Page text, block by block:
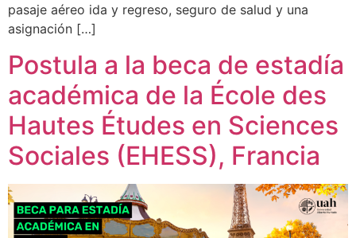
pasaje aéreo ida y regreso, seguro de salud y una
asignación […]
Postula a la beca de estadía
académica de la École des
Hautes Études en Sciences
Sociales (EHESS), Francia